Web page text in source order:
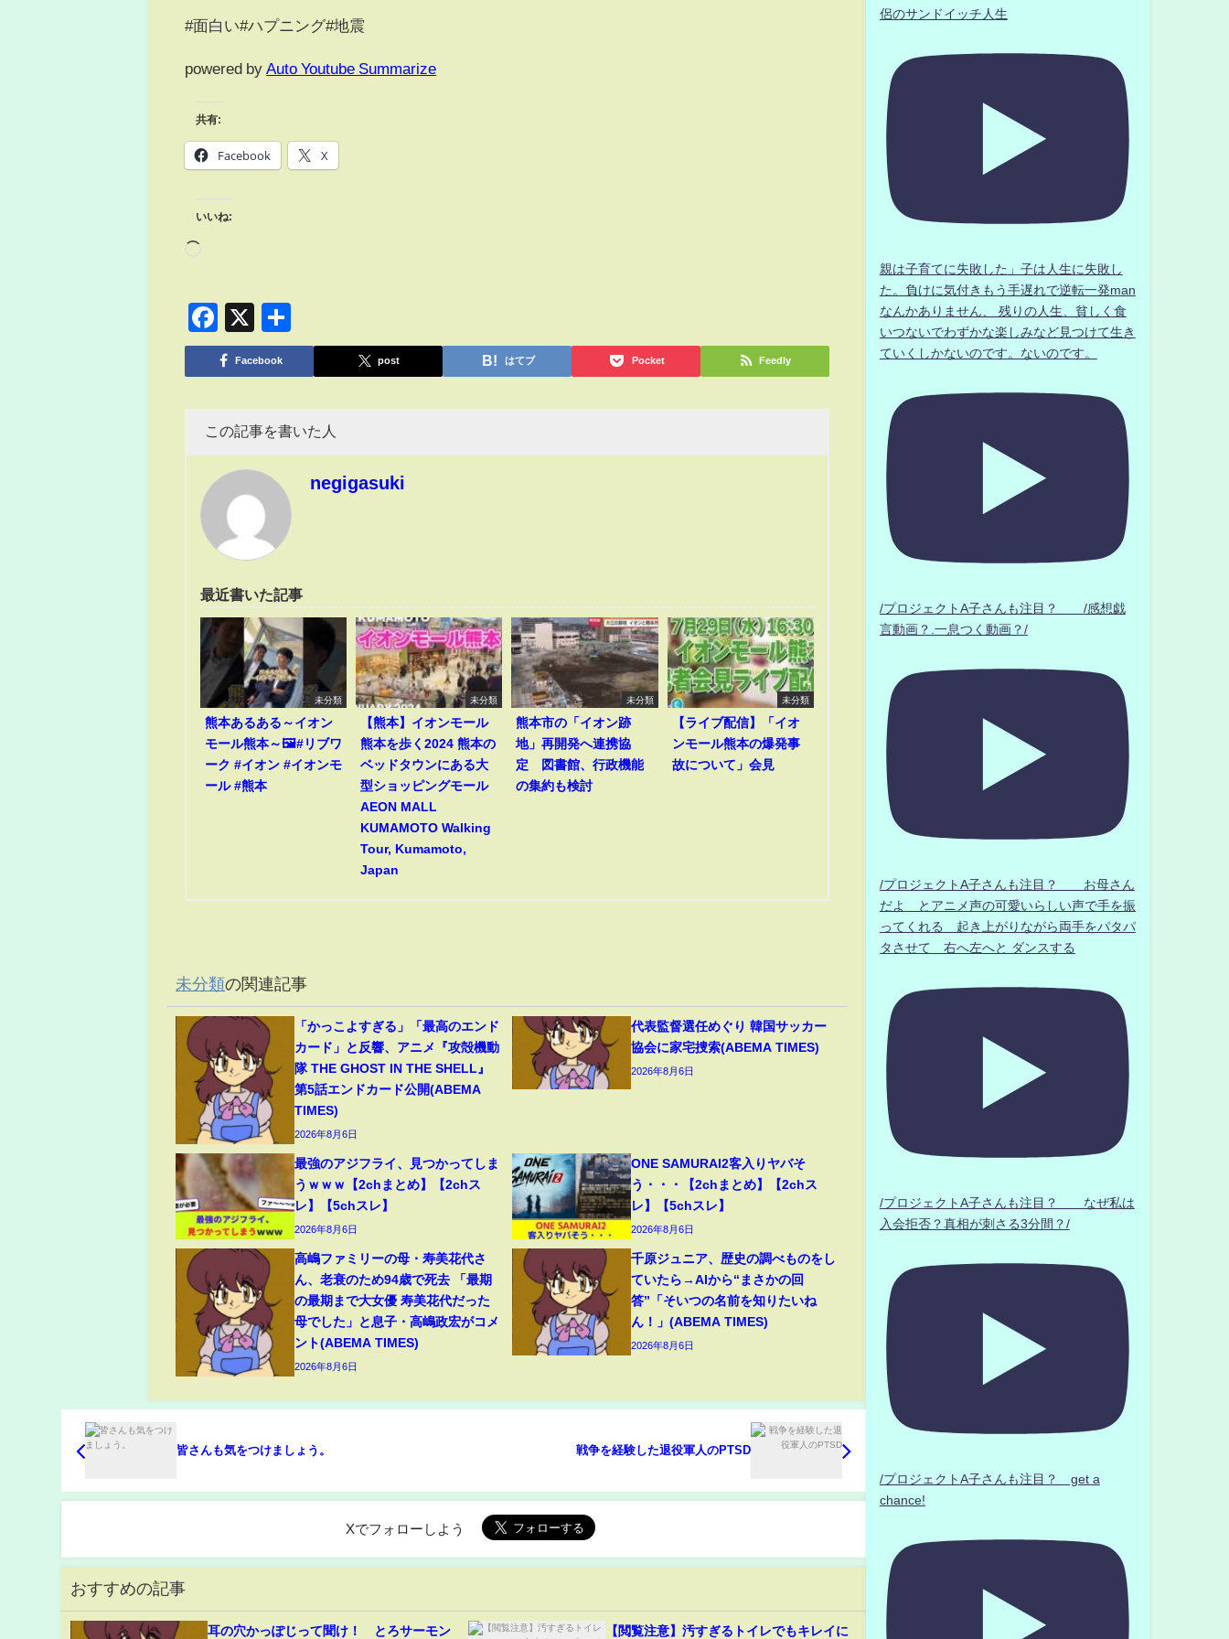
#面白い#ハプニング#地震
powered by Auto Youtube Summarize
共有:
Facebook X
いいね:
Facebook
X
有
Facebook post はてブ Pocket Feedly
この記事を書いた人
negigasuki
最近書いた記事
未分類
熊本あるある～イオン
モール熊本～🖼️#リブワ
ーク #イオン #イオンモ
ール #熊本
未分類
【熊本】イオンモール
熊本を歩く2024 熊本の
ベッドタウンにある大
型ショッピングモール
AEON MALL
KUMAMOTO Walking
Tour, Kumamoto,
Japan
未分類
熊本市の「イオン跡
地」再開発へ連携協
定 図書館、行政機能
の集約も検討
未分類
【ライブ配信】「イオ
ンモール熊本の爆発事
故について」会見
未分類の関連記事
「かっこよすぎる」「最高のエンド
カード」と反響、アニメ『攻殻機動
隊 THE GHOST IN THE SHELL』
第5話エンドカード公開(ABEMA
TIMES)
2026年8月6日
代表監督選任めぐり 韓国サッカー
協会に家宅捜索(ABEMA TIMES)
2026年8月6日
最強のアジフライ、見つかってしま
うｗｗｗ【2chまとめ】【2chス
レ】【5chスレ】
2026年8月6日
ONE SAMURAI2客入りヤバそ
う・・・【2chまとめ】【2chス
レ】【5chスレ】
2026年8月6日
高嶋ファミリーの母・寿美花代さ
ん、老衰のため94歳で死去 「最期
の最期まで大女優 寿美花代だった
母でした」と息子・高嶋政宏がコメ
ント(ABEMA TIMES)
2026年8月6日
千原ジュニア、歴史の調べものをし
ていたら→AIから“まさかの回
答”「そいつの名前を知りたいね
ん！」(ABEMA TIMES)
2026年8月6日
皆さんも気をつけましょう。 戦争を経験した退役軍人のPTSD
Xでフォローしよう
おすすめの記事
耳の穴かっぽじって聞け！ とろサーモン 【閲覧注意】汚すぎるトイレでもキレイに
侶のサンドイッチ人生
親は子育てに失敗した」子は人生に失敗し
た。負けに気付きもう手遅れで逆転一発man
なんかありません、 残りの人生、貧しく食
いつないでわずかな楽しみなど見つけて生き
ていくしかないのです。ないのです。
/プロジェクトA子さんも注目？ /感想戯
言動画？.一息つく動画？/
/プロジェクトA子さんも注目？ お母さん
だよ とアニメ声の可愛いらしい声で手を振
ってくれる 起き上がりながら両手をパタパ
タさせて 右へ左へと ダンスする
/プロジェクトA子さんも注目？ なぜ私は
入会拒否？真相が刺さる3分間？/
/プロジェクトA子さんも注目？ get a
chance!